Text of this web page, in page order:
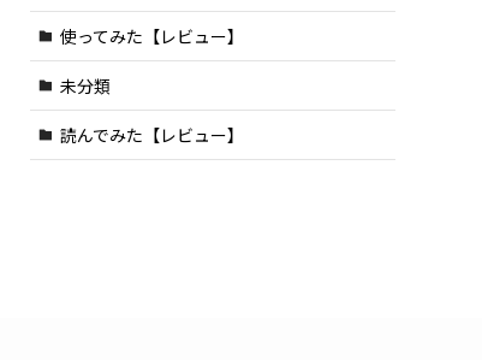
使ってみた【レビュー】
未分類
読んでみた【レビュー】